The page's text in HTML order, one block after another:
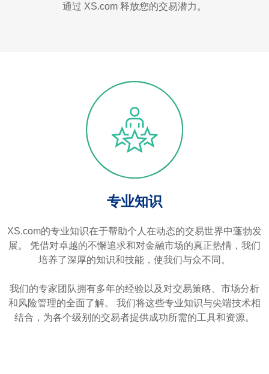
通过 XS.com 释放您的交易潜力。
专业知识
XS.com的专业知识在于帮助个人在动态的交易世界中蓬勃发
展。 凭借对卓越的不懈追求和对金融市场的真正热情，我们
培养了深厚的知识和技能，使我们与众不同。
我们的专家团队拥有多年的经验以及对交易策略、市场分析
和风险管理的全面了解。 我们将这些专业知识与尖端技术相
结合，为各个级别的交易者提供成功所需的工具和资源。